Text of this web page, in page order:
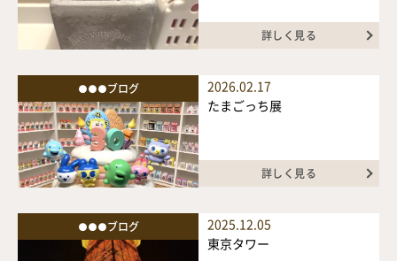
お問い合わせ
詳しく見る
●●●ブログ
2026.02.17
たまごっち展
詳しく見る
●●●ブログ
2025.12.05
東京タワー